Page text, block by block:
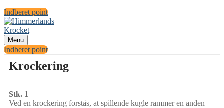
Indberet point
Menu
Indberet point
Krockering
Stk. 1
Ved en krockering forstås, at spillende kugle rammer en anden